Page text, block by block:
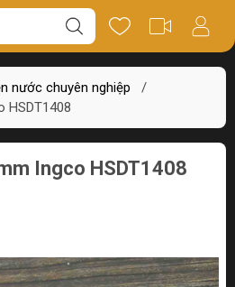
nước chuyên nghiệp
/
HSDT1408
Thông số Review
Ingco HSDT1408